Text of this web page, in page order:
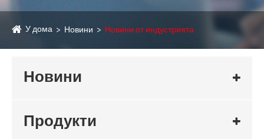
У дома Новини Новини от индустрията
Новини
Продукти